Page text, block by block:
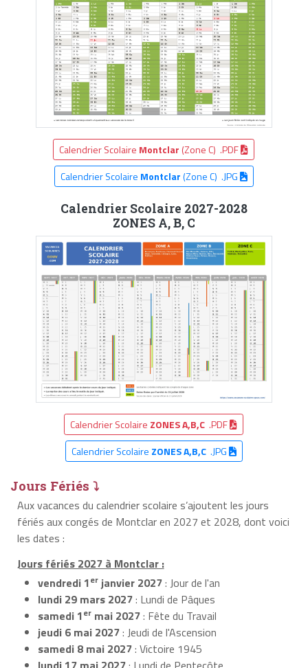
Calendrier Scolaire Montclar (Zone C) .PDF
Calendrier Scolaire Montclar(Zone C) .JPG
Calendrier Scolaire 2027-2028
ZONES A, B, C
Calendrier Scolaire ZONES A,B,C .PDF
Calendrier Scolaire ZONES A,B,C.JPG
Jours Fériés ⤵
Aux vacances du calendrier scolaire s’ajoutent les jours
fériés aux congés de Montclar en 2027 et 2028, dont voici
les dates :
Jours fériés 2027 à Montclar :
vendredi 1er janvier 2027: Jour de l'an
lundi 29 mars 2027: Lundi de Pâques
samedi 1er mai 2027: Fête du Travail
jeudi 6 mai 2027: Jeudi de l'Ascension
samedi 8 mai 2027: Victoire 1945